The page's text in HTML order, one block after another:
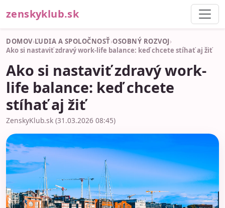
zenskyklub.sk
DOMOV›ĽUDIA A SPOLOČNOSŤ›OSOBNÝ ROZVOJ›
Ako si nastaviť zdravý work-life balance: keď chcete stíhať aj žiť
Ako si nastaviť zdravý work-
life balance: keď chcete
stíhať aj žiť
ZenskyKlub.sk (31.03.2026 08:45)